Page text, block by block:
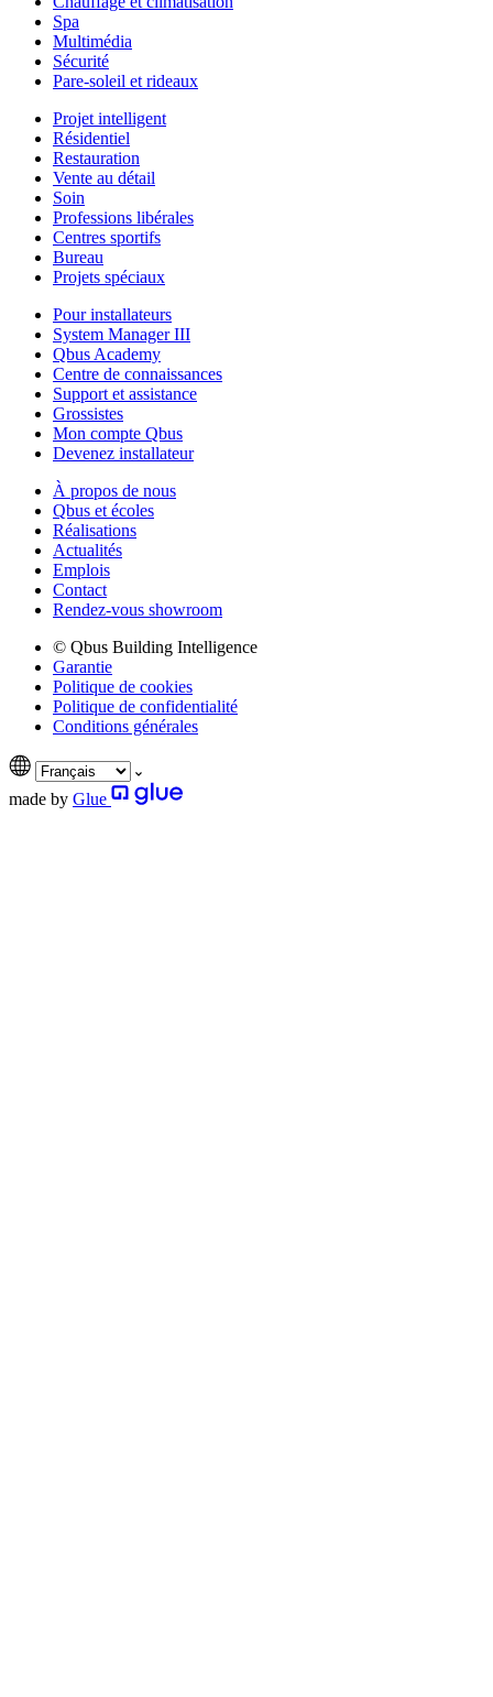
Spa
Multimédia
Sécurité
Pare-soleil et rideaux
Projet intelligent
Résidentiel
Restauration
Vente au détail
Soin
Professions libérales
Centres sportifs
Bureau
Projets spéciaux
Pour installateurs
System Manager III
Qbus Academy
Centre de connaissances
Support et assistance
Grossistes
Mon compte Qbus
Devenez installateur
À propos de nous
Qbus et écoles
Réalisations
Actualités
Emplois
Contact
Rendez-vous showroom
© Qbus Building Intelligence
Garantie
Politique de cookies
Politique de confidentialité
Conditions générales
made by Glue